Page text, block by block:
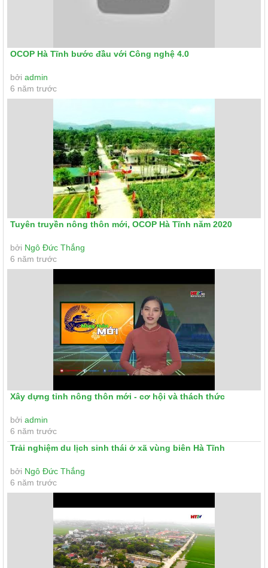
OCOP Hà Tĩnh bước đầu với Công nghệ 4.0
bởi admin
6 năm trước
Tuyên truyền nông thôn mới, OCOP Hà Tĩnh năm 2020
bởi Ngô Đức Thắng
6 năm trước
Xây dựng tỉnh nông thôn mới - cơ hội và thách thức
bởi admin
6 năm trước
Trải nghiệm du lịch sinh thái ở xã vùng biên Hà Tĩnh
bởi Ngô Đức Thắng
6 năm trước